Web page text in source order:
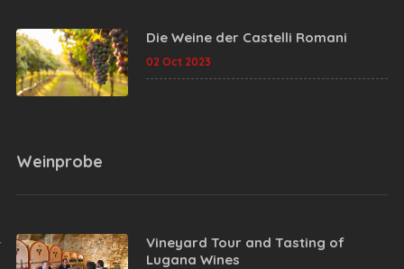
Die Weine der Castelli Romani
02 Oct 2023
Weinprobe
Vineyard Tour and Tasting of
Lugana Wines